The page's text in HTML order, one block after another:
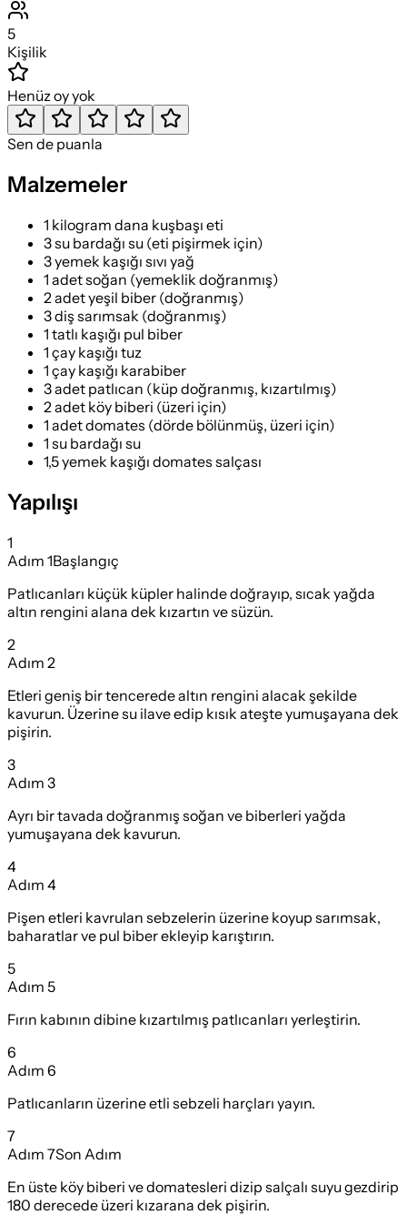
5
Kişilik
Henüz oy yok
Sen de puanla
Malzemeler
1 kilogram dana kuşbaşı eti
3 su bardağı su (eti pişirmek için)
3 yemek kaşığı sıvı yağ
1 adet soğan (yemeklik doğranmış)
2 adet yeşil biber (doğranmış)
3 diş sarımsak (doğranmış)
1 tatlı kaşığı pul biber
1 çay kaşığı tuz
1 çay kaşığı karabiber
3 adet patlıcan (küp doğranmış, kızartılmış)
2 adet köy biberi (üzeri için)
1 adet domates (dörde bölünmüş, üzeri için)
1 su bardağı su
1,5 yemek kaşığı domates salçası
Yapılışı
1
Adım 1Başlangıç
Patlıcanları küçük küpler halinde doğrayıp, sıcak yağda
altın rengini alana dek kızartın ve süzün.
2
Adım 2
Etleri geniş bir tencerede altın rengini alacak şekilde
kavurun. Üzerine su ilave edip kısık ateşte yumuşayana dek
pişirin.
3
Adım 3
Ayrı bir tavada doğranmış soğan ve biberleri yağda
yumuşayana dek kavurun.
4
Adım 4
Pişen etleri kavrulan sebzelerin üzerine koyup sarımsak,
baharatlar ve pul biber ekleyip karıştırın.
5
Adım 5
Fırın kabının dibine kızartılmış patlıcanları yerleştirin.
6
Adım 6
Patlıcanların üzerine etli sebzeli harçları yayın.
7
Adım 7Son Adım
En üste köy biberi ve domatesleri dizip salçalı suyu gezdirip
180 derecede üzeri kızarana dek pişirin.